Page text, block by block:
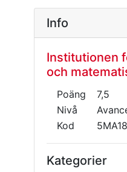
Info
Institutionen
och
Poäng
7,5
Nivå
Kod
Kategorier